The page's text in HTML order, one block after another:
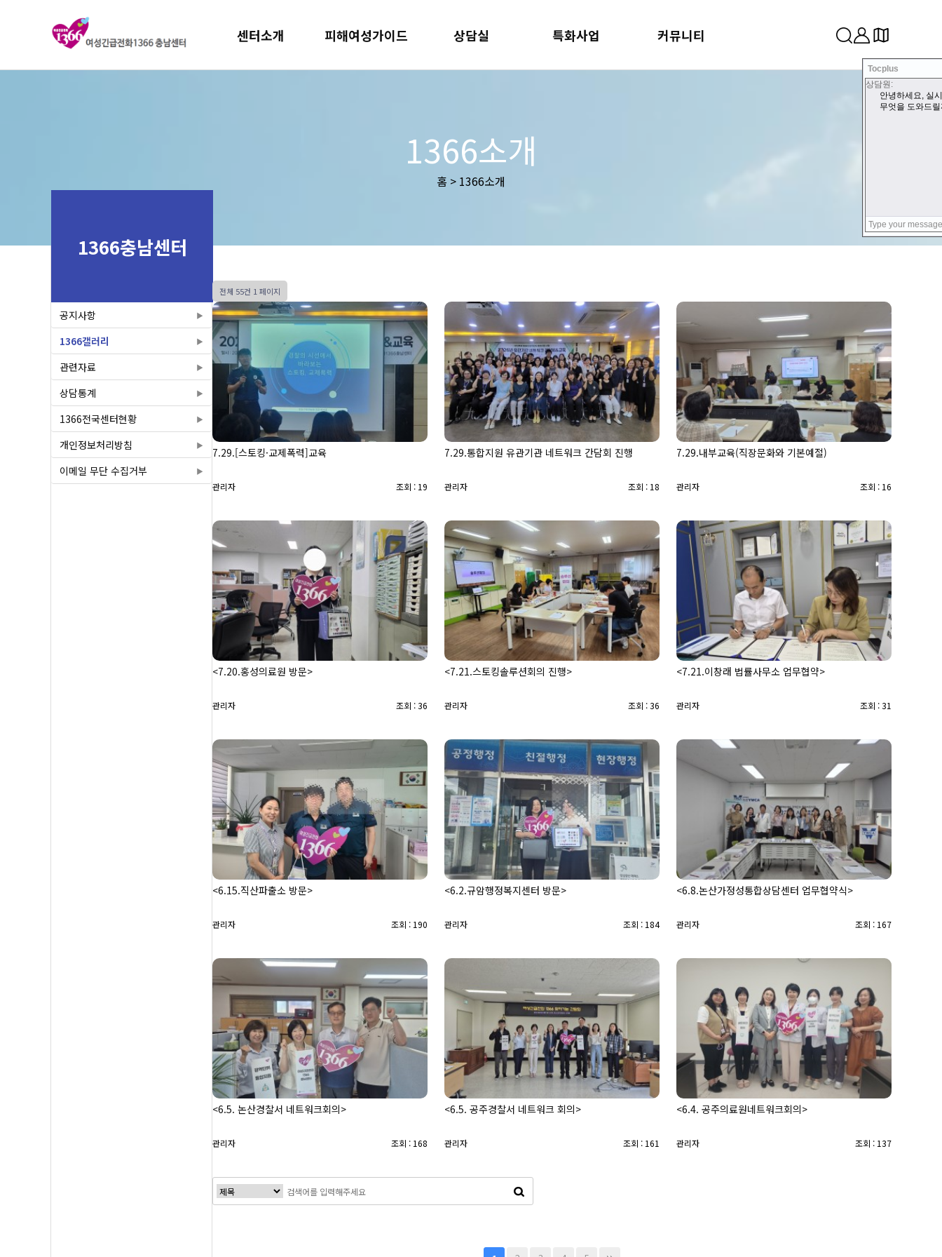
센터소개 피해여성가이드 상담실 특화사업 커뮤니티
1366소개
홈 > 1366소개
1366충남센터
공지사항
1366갤러리
관련자료
상담통계
1366전국센터현황
개인정보처리방침
이메일 무단 수집거부
전체 55건 1 페이지
7.29.[스토킹·교제폭력]교육
관리자 조회 : 19
7.29.통합지원 유관기관 네트워크 간담회 진행
관리자 조회 : 18
7.29.내부교육(직장문화와 기본예절)
관리자 조회 : 16
<7.20.홍성의료원 방문>
관리자 조회 : 36
<7.21.스토킹솔루션회의 진행>
관리자 조회 : 36
<7.21.이창래 법률사무소 업무협약>
관리자 조회 : 31
<6.15.직산파출소 방문>
관리자 조회 : 190
<6.2.규암행정복지센터 방문>
관리자 조회 : 184
<6.8.논산가정성통합상담센터 업무협약식>
관리자 조회 : 167
<6.5. 논산경찰서 네트워크회의>
관리자 조회 : 168
<6.5. 공주경찰서 네트워크 회의>
관리자 조회 : 161
<6.4. 공주의료원네트워크회의>
관리자 조회 : 137
Tocplus